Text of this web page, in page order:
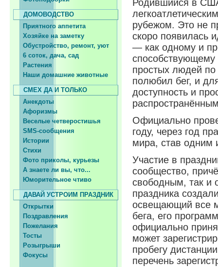
ДОМОВОДСТВО
Приятного аппетита
Хозяйке на заметку
Обустройство, ремонт, уют
6 соток, дача, сад
Растения
Наши домашние животные
СМЕХ ДА И ТОЛЬКО
Анекдоты
Афоризмы
Веселые четверостишья
SMS-сообщения
Истории
Стихи
Фото приколы, курьезы
А знаете ли вы, что...
Юморительное чтиво
ДАВАЙ УСТРОИМ ПРАЗДНИК
Открытки
Поздравления
Пожелания
Тосты
Розыгрыши
Фокусы
Родившийся в
рубежом. Это не
скоро появилась
— как одному и
простых людей по
полюбил бег, и
доступность и
Официально
году, через год
мира, став одним
Участие в
сообщество,
свободным, так и
праздника
освещающий все
бега, его
официально
может
пробегу
перечень